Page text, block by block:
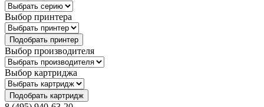
Выбор принтера
Подобрать принтер
Выбор производителя
Выбор картриджа
Подобрать картридж